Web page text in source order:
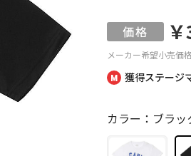
獲得ステージ
メーカー希望小売価格
カラー：ブラッ